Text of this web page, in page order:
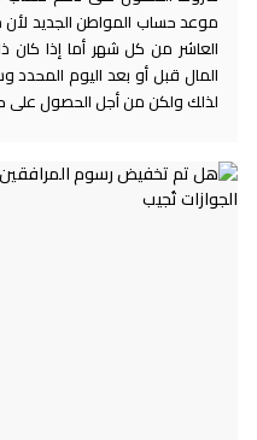
موعد حساب المواطن الجديد
العاشر من كل شهر أما إذا
المال قبل أو بعد اليوم
لذلك ولكن من أجل الحصول على